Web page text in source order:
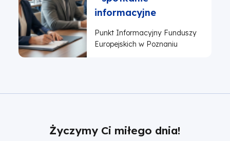
informacyjne
Punkt Informacyjny Funduszy
Europejskich w Poznaniu
Życzymy Ci miłego dnia!